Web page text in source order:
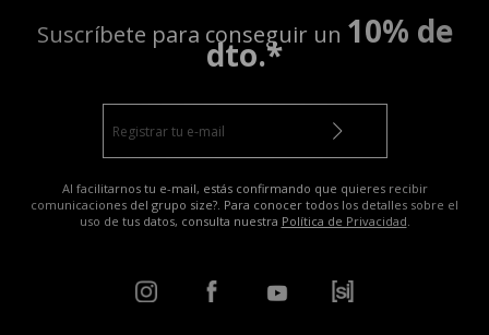
Suscríbete para conseguir un 10% de
dto.*
Al facilitarnos tu e-mail, estás confirmando que quieres recibir
comunicaciones del grupo size?. Para conocer todos los detalles sobre el
uso de tus datos, consulta nuestra Política de Privacidad.